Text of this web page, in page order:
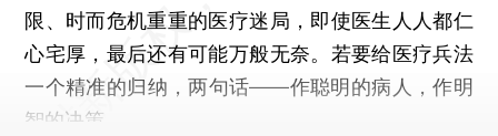
限、时而危机重重的医疗迷局，即使医生人人都仁
心宅厚，最后还有可能万般无奈。若要给医疗兵法
一个精准的归纳，两句话——作聪明的病人，作明
智的决策。